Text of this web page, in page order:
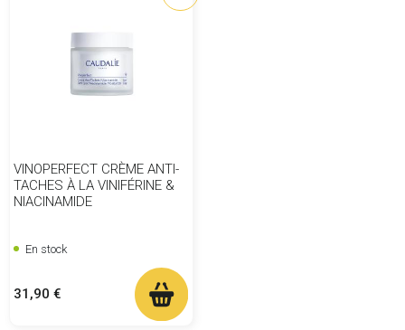
VINOPERFECT CRÈME ANTI-
TACHES À LA VINIFÉRINE &
NIACINAMIDE
En stock
Prix
31,90 €